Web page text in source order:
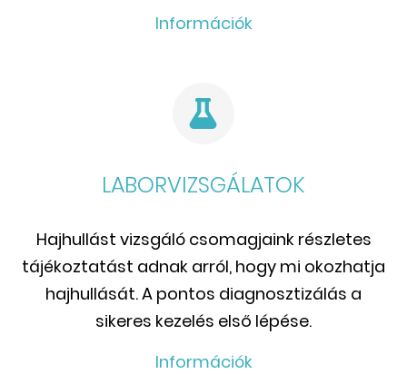
Információk
LABORVIZSGÁLATOK
Hajhullást vizsgáló csomagjaink részletes
tájékoztatást adnak arról, hogy mi okozhatja
hajhullását. A pontos diagnosztizálás a
sikeres kezelés első lépése.
Információk